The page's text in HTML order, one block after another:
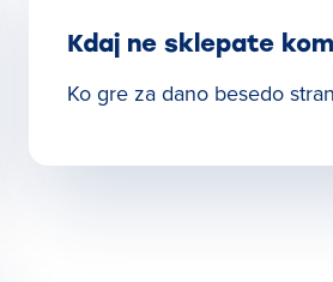
Kdaj ne sklepate
Ko gre za dano besedo